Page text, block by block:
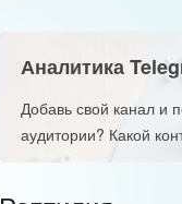
Аналитика
Добавь свой канал и
аудитории? Какой